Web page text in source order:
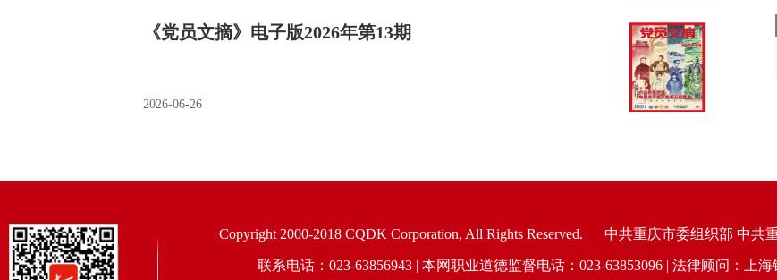
《党员文摘》电子版2026年第13期
2026-06-26
Copyright 2000-2018 CQDK Corporation, All Rights Reserved. 中共重庆市委组织部 中共
联系电话：023-63856943 | 本网职业道德监督电话：023-63853096 | 法律顾问：上